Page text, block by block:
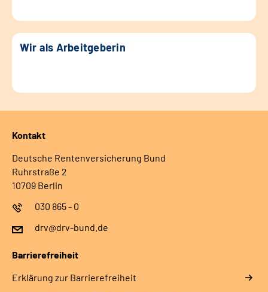
Wir als Arbeitgeberin
Kontakt
Deutsche Rentenversicherung Bund
Ruhrstraße 2
10709 Berlin
030 865 - 0
drv@drv-bund.de
Barrierefreiheit
Erklärung zur Barrierefreiheit